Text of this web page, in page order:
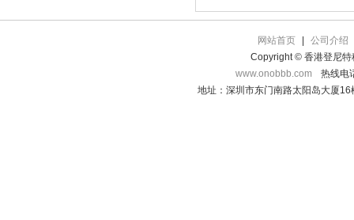
网站首页
公司介绍
Copyright © 香港登尼特
www.onobbb.com
热线电
地址：深圳市东门南路太阳岛大厦